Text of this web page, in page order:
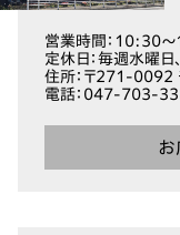
営業時間 ：10:30
定休日 ：毎週水曜日
住所：〒271-
電話：047-703-
お